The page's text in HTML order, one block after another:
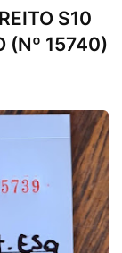
S10
(Nº 15740)